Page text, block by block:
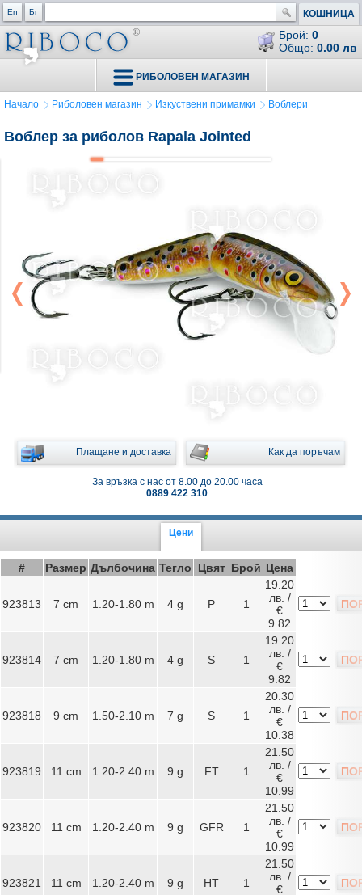
En Бг КОШНИЦА
Брой: 0
Общо: 0.00 лв
РИБОЛОВЕН МАГАЗИН
Начало Риболовен магазин Изкуствени примамки Воблери
Воблер за риболов Rapala Jointed
Плащане и доставка Как да поръчам
За връзка с нас от 8.00 до 20.00 часа
0889 422 310
Цени
# Размер Дълбочина Тегло Цвят Брой Цена
923813 7 cm 1.20-1.80 m 4 g P 1
19.20
лв. /
€
9.82
923814 7 cm 1.20-1.80 m 4 g S 1
19.20
лв. /
€
9.82
923818 9 cm 1.50-2.10 m 7 g S 1
20.30
лв. /
€
10.38
923819 11 cm 1.20-2.40 m 9 g FT 1
21.50
лв. /
€
10.99
923820 11 cm 1.20-2.40 m 9 g GFR 1
21.50
лв. /
€
10.99
923821 11 cm 1.20-2.40 m 9 g HT 1
21.50
лв. /
€